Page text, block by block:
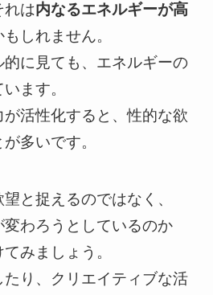
れは内なるエネルギーが高
しれません。
的に見ても、エネルギーの
ます。
活性化すると、性的な欲
多いです。
と捉えるのではなく、
変わろうとしているのか
みましょう。
り、クリエイティブな活